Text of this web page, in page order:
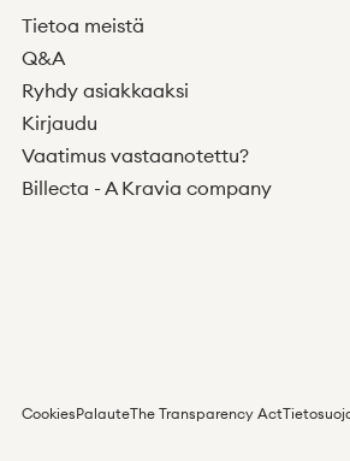
Tietoa meistä
Q&A
Ryhdy asiakkaaksi
Kirjaudu
Vaatimus vastaanotettu?
Billecta - A Kravia company
CookiesPalauteThe Transparency Act